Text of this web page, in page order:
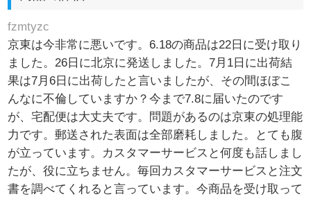
fzmtyzc
京東は今非常に悪いです。6.18の商品は22日に受け取り
ました。26日に北京に発送しました。7月1日に出荷結
果は7月6日に出荷したと言いましたが、その間ほぼこ
んなに不倫していますか？今まで7.8に届いたのです
が、宅配便は大丈夫です。問題があるのは京東の処理能
力です。郵送された表面は全部磨耗しました。とても腹
が立っています。カスタマーサービスと何度も話しまし
たが、役に立ちません。毎回カスタマーサービスと注文
書を調べてくれると言っています。今商品を受け取って